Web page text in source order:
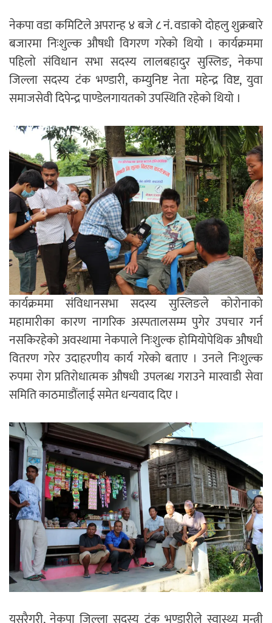
नेकपा वडा कमिटिले अपरान्ह ४ बजे ८ नं. वडाको दोहलु शुक्रबारे
बजारमा निःशुल्क औषधी विगरण गरेको थियो । कार्यक्रममा
पहिलो संविधान सभा सदस्य लालबहादुर सुस्लिङ, नेकपा
जिल्ला सदस्य टंक भण्डारी, कम्युनिष्ट नेता महेन्द्र विष्ट, युवा
समाजसेवी दिपेन्द्र पाण्डेलगायतको उपस्थिति रहेको थियो ।
कार्यक्रममा संविधानसभा सदस्य सुस्लिङले कोरोनाको
महामारीका कारण नागरिक अस्पतालसम्म पुगेर उपचार गर्न
नसकिरहेको अवस्थामा नेकपाले निःशुल्क होमियोपेथिक औषधी
वितरण गरेर उदाहरणीय कार्य गरेको बताए । उनले निःशुल्क
रुपमा रोग प्रतिरोधात्मक औषधी उपलब्ध गराउने मारवाडी सेवा
समिति काठमाडौंलाई समेत धन्यवाद दिए ।